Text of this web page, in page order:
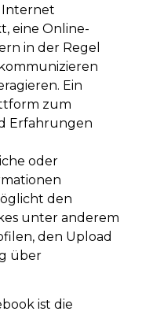
Internet
eine Online-
in der Regel
Ein
zum
Erfahrungen
oder
den
unter anderem
den Upload
über
ist die